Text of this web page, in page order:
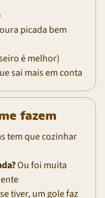
picada bem
é melhor)
sai mais em conta
fazem
tem que cozinhar
Ou foi muita
tiver, um gole faz